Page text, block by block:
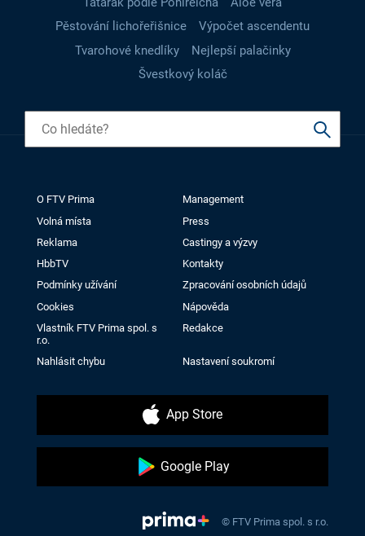
Pěstování lichořeřišnice
Výpočet ascendentu
Tvarohové knedlíky
Nejlepší palačinky
Švestkový koláč
O FTV Prima
Management
Volná místa
Press
Reklama
Castingy a výzvy
HbbTV
Kontakty
Podmínky užívání
Zpracování osobních údajů
Cookies
Nápověda
Vlastník FTV Prima spol. s
r.o.
Redakce
Nahlásit chybu Nastavení soukromí
App Store
Google Play
© FTV Prima spol. s r.o.